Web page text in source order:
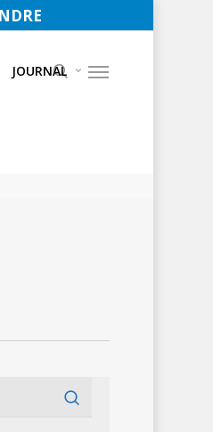
JOURNAL